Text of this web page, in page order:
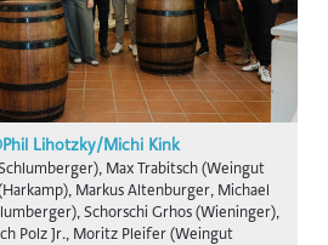
Lihotzky/Michi Kink
Max Trabitsch (Weingut
Markus Altenburger, Michael
Schorschi Grhos (Wieninger),
Polz Jr., Moritz Pleifer (Weingut